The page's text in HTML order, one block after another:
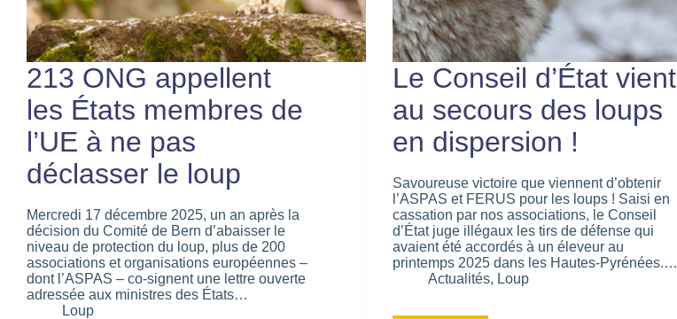
213 ONG appellent
les États membres de
l’UE à ne pas
déclasser le loup
Mercredi 17 décembre 2025, un an après la
décision du Comité de Bern d’abaisser le
niveau de protection du loup, plus de 200
associations et organisations européennes –
dont l’ASPAS – co-signent une lettre ouverte
adressée aux ministres des États…
Loup
Le Conseil d’État vient
au secours des loups
en dispersion !
Savoureuse victoire que viennent d’obtenir
l’ASPAS et FERUS pour les loups ! Saisi en
cassation par nos associations, le Conseil
d’État juge illégaux les tirs de défense qui
avaient été accordés à un éleveur au
printemps 2025 dans les Hautes-Pyrénées.…
Actualités, Loup